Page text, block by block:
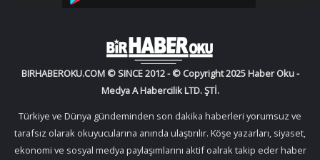
BIRHABEROKU.COM © SINCE 2012 - © Copyright 2025 Haber Oku -
Medya A Habercilik LTD. ŞTİ.
Türkiye ve Dünya gündeminden son dakika haberleri yorumsuz ve
tarafsız olarak okuyucularına anında ulaştırılır. Köşe yazarları, siyaset,
ekonomi ve sosyal medya paylaşımlarını aktif oalrak takip eder haber